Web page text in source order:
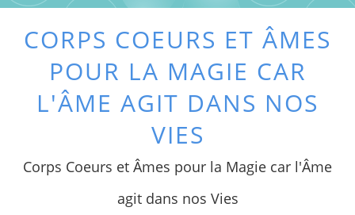
CORPS COEURS ET ÂMES
POUR LA MAGIE CAR
L'ÂME AGIT DANS NOS
VIES
Corps Coeurs et Âmes pour la Magie car l'Âme
agit dans nos Vies